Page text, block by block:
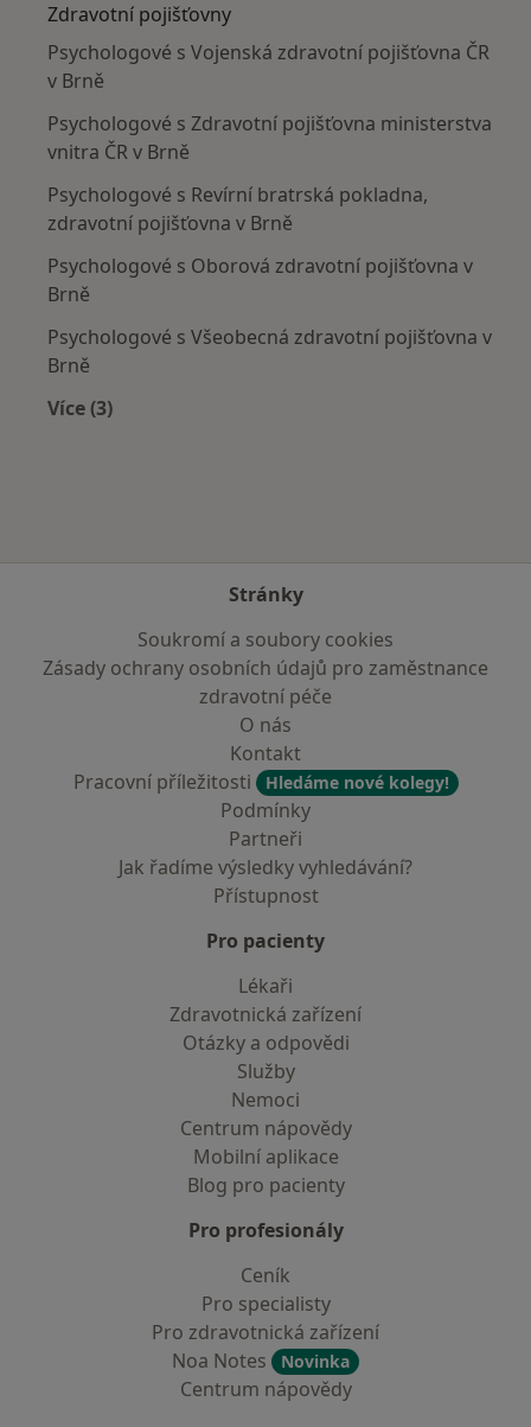
Zdravotní pojišťovny
Psychologové s Vojenská zdravotní pojišťovna ČR
v Brně
Psychologové s Zdravotní pojišťovna ministerstva
vnitra ČR v Brně
Psychologové s Revírní bratrská pokladna,
zdravotní pojišťovna v Brně
Psychologové s Oborová zdravotní pojišťovna v
Brně
Psychologové s Všeobecná zdravotní pojišťovna v
Brně
Více (3)
Stránky
Soukromí a soubory cookies
Zásady ochrany osobních údajů pro zaměstnance
zdravotní péče
O nás
Kontakt
Pracovní příležitosti
Hledáme nové kolegy!
Podmínky
Partneři
Jak řadíme výsledky vyhledávání?
Přístupnost
Pro pacienty
Lékaři
Zdravotnická zařízení
Otázky a odpovědi
Služby
Nemoci
Centrum nápovědy
Mobilní aplikace
Blog pro pacienty
Pro profesionály
Ceník
Pro specialisty
Pro zdravotnická zařízení
Noa Notes
Novinka
Centrum nápovědy